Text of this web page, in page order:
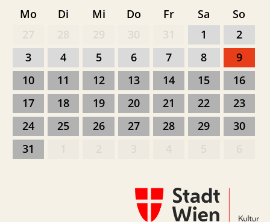
Mo Di Mi Do Fr Sa
So
1
2
3
4 5 6 7 8
9
10
11 12 13 14 15
16
17
18 19 20 21 22
23
24
25 26 27 28 29
30
31